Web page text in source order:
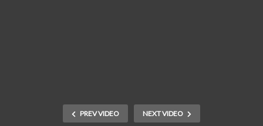
PREV VIDEO NEXT VIDEO